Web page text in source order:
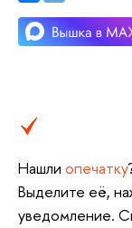
Нашли опечатку
Выделите её,
уведомление.